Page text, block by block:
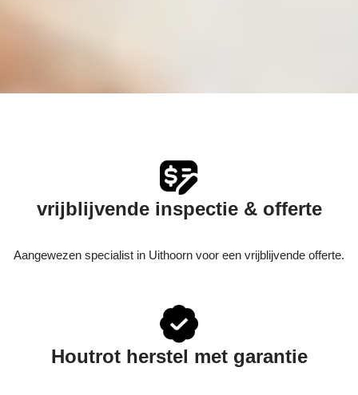
vrijblijvende inspectie & offerte
Aangewezen specialist in Uithoorn voor een vrijblijvende offerte.
Houtrot herstel met garantie